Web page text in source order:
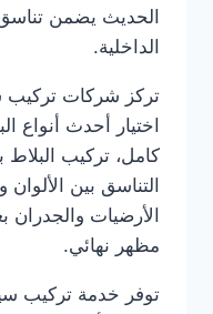
الحديث يضمن
الداخلية.
تركز شركات تركيب
اختيار أحدث أنواع
كامل، تركيب البلاط
التناسق بين
الأرضيات
مظهر نهائي.
توفر خدمة تركيب